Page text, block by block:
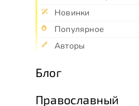
Новинки
Популярное
Авторы
Блог
Православный